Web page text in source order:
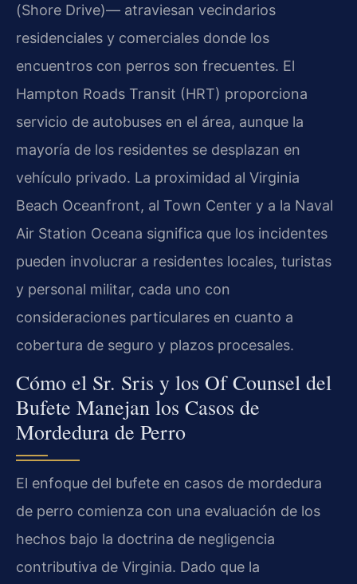
(Shore Drive)— atraviesan vecindarios
residenciales y comerciales donde los
encuentros con perros son frecuentes. El
Hampton Roads Transit (HRT) proporciona
servicio de autobuses en el área, aunque la
mayoría de los residentes se desplazan en
vehículo privado. La proximidad al Virginia
Beach Oceanfront, al Town Center y a la Naval
Air Station Oceana significa que los incidentes
pueden involucrar a residentes locales, turistas
y personal militar, cada uno con
consideraciones particulares en cuanto a
cobertura de seguro y plazos procesales.
Cómo el Sr. Sris y los Of Counsel del
Bufete Manejan los Casos de
Mordedura de Perro
El enfoque del bufete en casos de mordedura
de perro comienza con una evaluación de los
hechos bajo la doctrina de negligencia
contributiva de Virginia. Dado que la